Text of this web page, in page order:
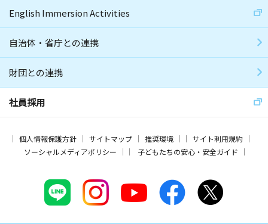
English Immersion Activities
自治体・省庁との連携
財団との連携
社員採用
個人情報保護方針 サイトマップ 推奨環境
サイト利用規約
ソーシャルメディアポリシー
子どもたちの安心・安全ガイド